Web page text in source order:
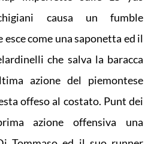
causa un fumble
come una saponetta ed il
che salva la baracca
azione del piemontese
offeso al costato. Punt dei
azione offensiva una